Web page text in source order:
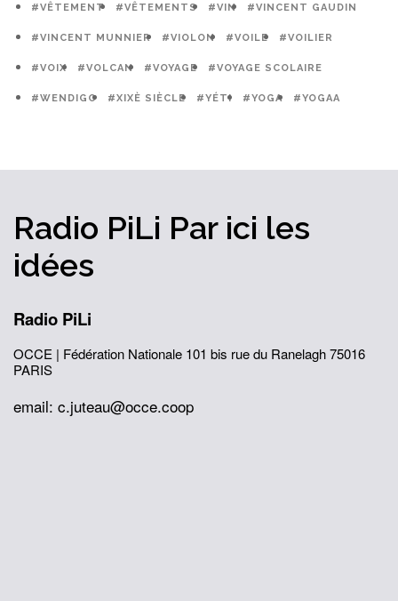
#VÊTEMENT #VÊTEMENTS #VIN #VINCENT GAUDIN
#VINCENT MUNNIER #VIOLON #VOILE #VOILIER
#VOIX #VOLCAN #VOYAGE #VOYAGE SCOLAIRE
#WENDIGO #XIXÈ SIÈCLE #YÉTI #YOGA #YOGAA
Radio PiLi Par ici les
idées
Radio PiLi
OCCE | Fédération Nationale 101 bis rue du Ranelagh75016
PARIS
email: c.juteau@occe.coop